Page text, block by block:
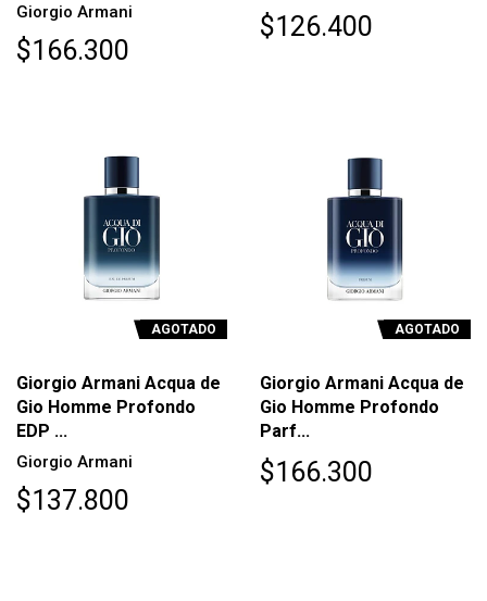
Giorgio Armani
$166.300
$126.400
AGOTADO
Giorgio Armani Acqua de
Gio Homme Profondo
EDP ...
Giorgio Armani
$137.800
AGOTADO
Giorgio Armani Acqua de
Gio Homme Profondo
Parf...
$166.300